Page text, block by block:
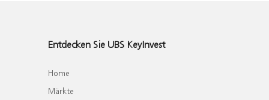
Entdecken Sie UBS KeyInvest
Home
Märkte